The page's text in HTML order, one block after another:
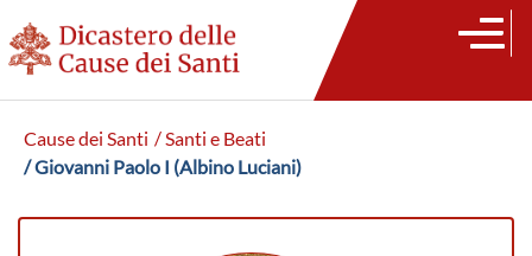
Cause dei Santi / Santi e Beati
/ Giovanni Paolo I (Albino Luciani)